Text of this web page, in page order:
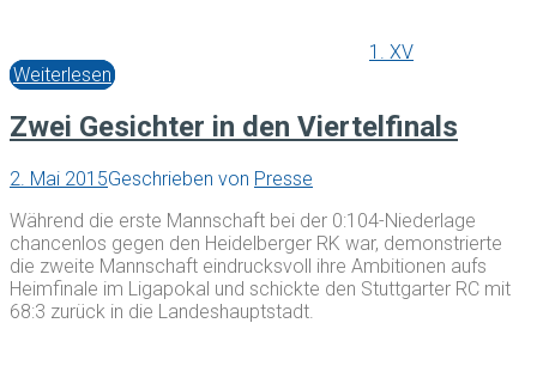
1. XV
Weiterlesen
Zwei Gesichter in den Viertelfinals
2. Mai 2015Geschrieben von Presse
Während die erste Mannschaft bei der 0:104-Niederlage
chancenlos gegen den Heidelberger RK war, demonstrierte
die zweite Mannschaft eindrucksvoll ihre Ambitionen aufs
Heimfinale im Ligapokal und schickte den Stuttgarter RC mit
68:3 zurück in die Landeshauptstadt.